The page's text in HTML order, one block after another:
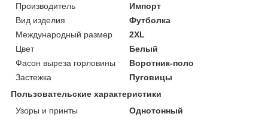
Производитель
Импорт
Вид изделия
Футболка
Международный размер
2XL
Цвет
Белый
Фасон выреза горловины
Воротник-поло
Застежка
Пуговицы
Пользовательские характеристики
Узоры и принты
Однотонный